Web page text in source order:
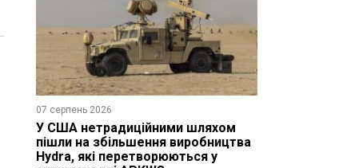
07 серпень 2026
У США нетрадиційними шляхом
пішли на збільшення виробництва
Hydra, які перетворюються у